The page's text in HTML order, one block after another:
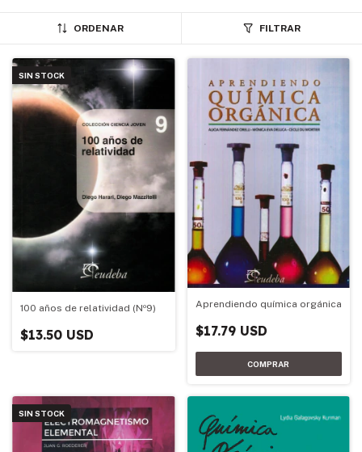
ORDENAR FILTRAR
SIN STOCK
100 años de relatividad (Nº9)
$13.50 USD
Aprendiendo química orgánica
$17.79 USD
SIN STOCK